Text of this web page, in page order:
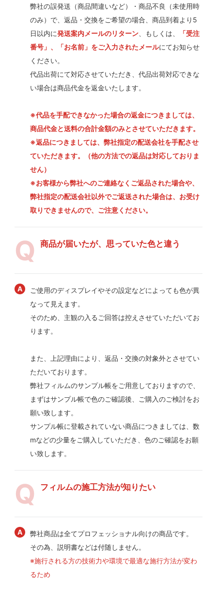
弊社の誤発送（商品間違いなど）・商品不良（未使用時
のみ）で、返品・交換をご希望の場合、商品到着より5
日以内に発送案内メールのリターン 、もしくは、
「受注
番号」、「お名前」をご入力されたメールにてお知らせ
ください。
代品出荷にて対応させていただき、代品出荷対応できな
い場合は商品代金を返金いたします。
※代品を手配できなかった場合の返金につきましては、
商品代金と送料の合計金額のみとさせていただきます。
※返品につきましては、弊社指定の配送会社を手配させ
ていただきます。（他の方法での返品は対応しておりま
せん）
※お客様から弊社へのご連絡なくご返品された場合や、
弊社指定の配送会社以外でご返送された場合は、お受け
取りできませんので、ご注意ください。
商品が届いたが、思っていた色と違う
ご使用のディスプレイやその設定などによっても色が異
なって見えます。
そのため、主観の入るご回答は控えさせていただいてお
ります。
また、上記理由により、返品・交換の対象外とさせてい
ただいております。
弊社フィルムのサンプル帳をご用意しておりますので、
まずはサンプル帳で色のご確認後、ご購入のご検討をお
願い致します。
サンプル帳に登載されていない商品につきましては、数
mなどの少量をご購入していただき、色のご確認をお願
い致します。
フィルムの施工方法が知りたい
弊社商品は全てプロフェッショナル向けの商品です。
その為、説明書などは付随しません。
※施行される方の技術力や環境で最適な施行方法が変わ
るため